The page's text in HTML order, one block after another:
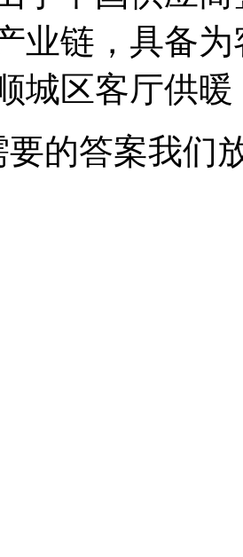
业链，具备
城区客厅供暖
要的答案我们